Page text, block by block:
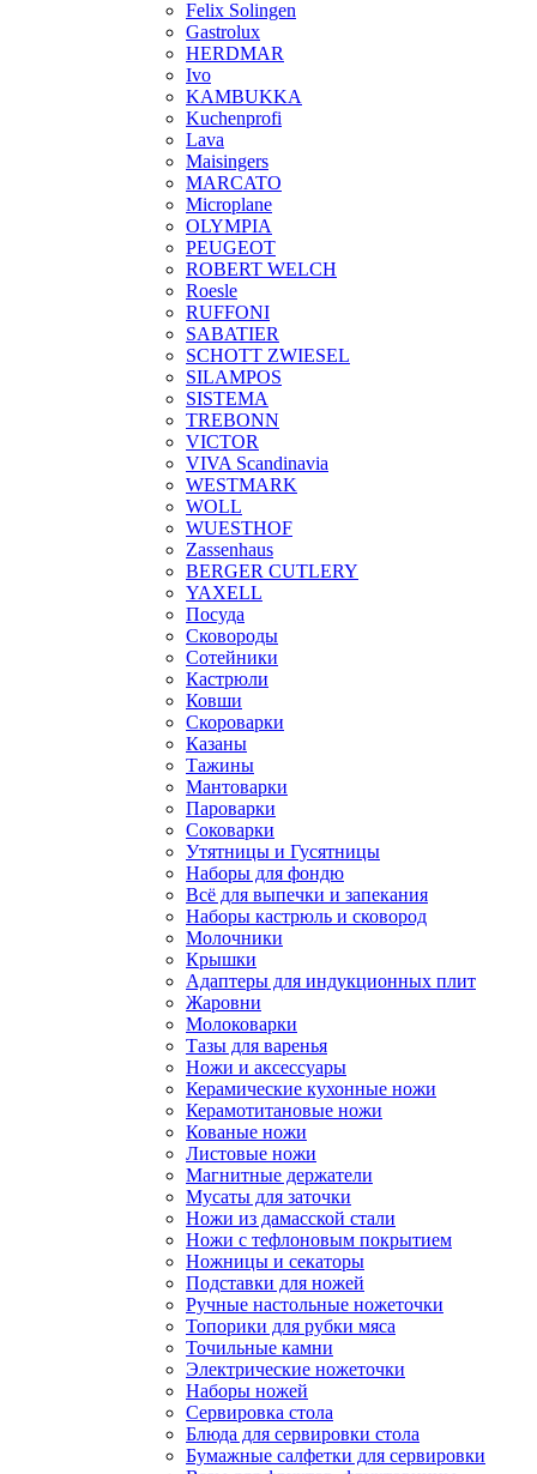
Felix Solingen
Gastrolux
HERDMAR
Ivo
KAMBUKKA
Kuchenprofi
Lava
Maisingers
MARCATO
Microplane
OLYMPIA
PEUGEOT
ROBERT WELCH
Roesle
RUFFONI
SABATIER
SCHOTT ZWIESEL
SILAMPOS
SISTEMA
TREBONN
VICTOR
VIVA Scandinavia
WESTMARK
WOLL
WUESTHOF
Zassenhaus
BERGER CUTLERY
YAXELL
Посуда
Сковороды
Сотейники
Кастрюли
Ковши
Скороварки
Казаны
Тажины
Мантоварки
Пароварки
Соковарки
Утятницы и Гусятницы
Наборы для фондю
Всё для выпечки и запекания
Наборы кастрюль и сковород
Молочники
Крышки
Адаптеры для индукционных плит
Жаровни
Молоковарки
Тазы для варенья
Ножи и аксессуары
Керамические кухонные ножи
Керамотитановые ножи
Кованые ножи
Листовые ножи
Магнитные держатели
Мусаты для заточки
Ножи из дамасской стали
Ножи с тефлоновым покрытием
Ножницы и секаторы
Подставки для ножей
Ручные настольные ножеточки
Топорики для рубки мяса
Точильные камни
Электрические ножеточки
Наборы ножей
Сервировка стола
Блюда для сервировки стола
Бумажные салфетки для сервировки